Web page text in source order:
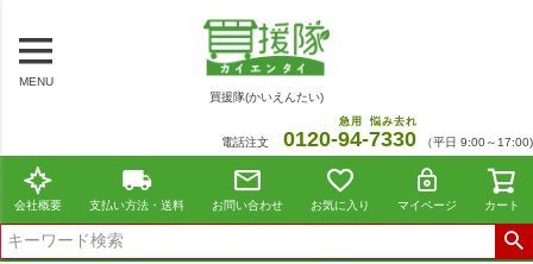
MENU
買援隊(かいえんたい)
電話注文 0120-94
急用
-7330
悩み去れ
（平日 9:00～17:00)
会社概要 支払い方法・送料 お問い合わせ お気に入り マイページ カート